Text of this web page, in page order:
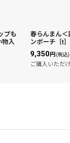
プも
物入
春らんまん＜
ンポーチ［t］
9,350円 (税込)
ご購入いただ